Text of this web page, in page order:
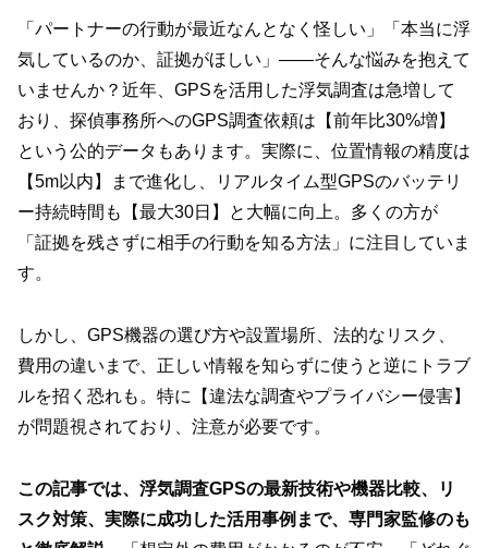
「パートナーの行動が最近なんとなく怪しい」「本当に浮
気しているのか、証拠がほしい」——そんな悩みを抱えて
いませんか？近年、GPSを活用した浮気調査は急増して
おり、探偵事務所へのGPS調査依頼は【前年比30%増】
という公的データもあります。実際に、位置情報の精度は
【5m以内】まで進化し、リアルタイム型GPSのバッテリ
ー持続時間も【最大30日】と大幅に向上。多くの方が
「証拠を残さずに相手の行動を知る方法」に注目していま
す。
しかし、GPS機器の選び方や設置場所、法的なリスク、
費用の違いまで、正しい情報を知らずに使うと逆にトラブ
ルを招く恐れも。特に【違法な調査やプライバシー侵害】
が問題視されており、注意が必要です。
この記事では、浮気調査GPSの最新技術や機器比較、リ
スク対策、実際に成功した活用事例まで、専門家監修のも